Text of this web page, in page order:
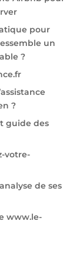
pour
un
?
?
guide des
votre-
de ses
www.le-